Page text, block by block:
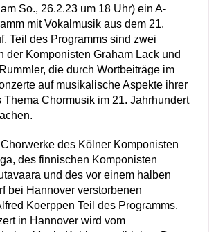
So., 26.2.23 um 18 Uhr) ein A-
mit Vokalmusik aus dem 21.
Teil des Programms sind zwei
der Komponisten Graham Lack und
die durch Wortbeiträge im
auf musikalische Aspekte ihrer
Thema Chormusik im 21. Jahrhundert
des Kölner Komponisten
des finnischen Komponisten
und des vor einem halben
bei Hannover verstorbenen
Koerppen Teil des Programms.
in Hannover wird vom